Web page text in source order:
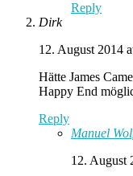
Reply
Dirk
12. August 2014
Hätte James
Happy End
Reply
Manuel
12. August